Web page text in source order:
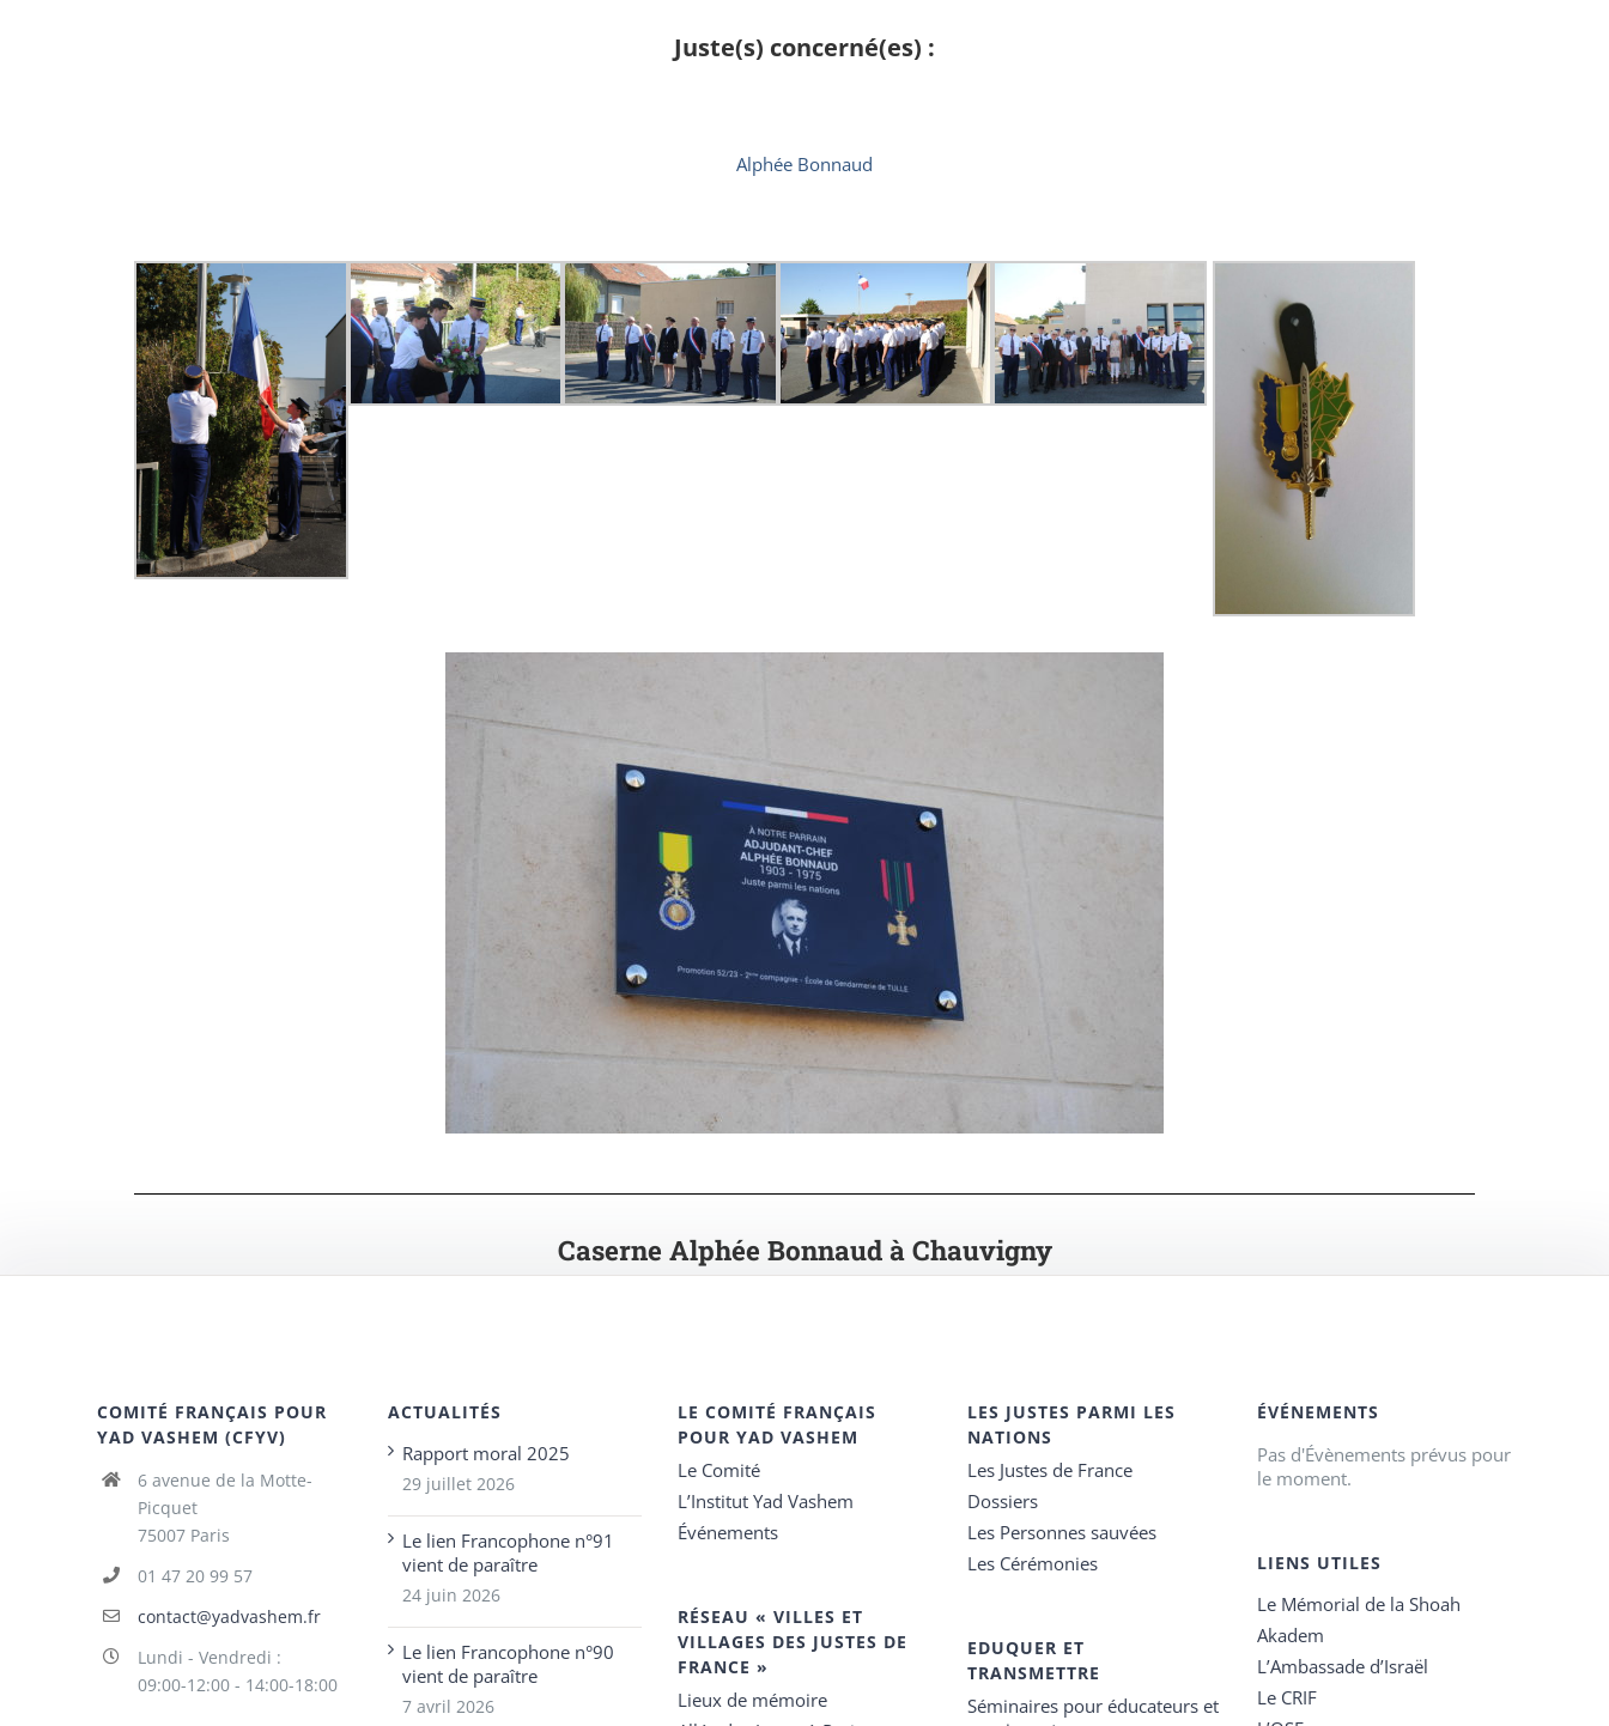
Juste(s) concerné(es) :
Alphée Bonnaud
Caserne Alphée Bonnaud à Chauvigny
COMITÉ FRANÇAIS POUR
YAD VASHEM (CFYV)
6 avenue de la Motte-
Picquet
75007 Paris
01 47 20 99 57
contact@yadvashem.fr
Lundi - Vendredi :
09:00-12:00 - 14:00-18:00
ACTUALITÉS
Rapport moral 2025
29 juillet 2026
Le lien Francophone n°91
vient de paraître
24 juin 2026
Le lien Francophone n°90
vient de paraître
7 avril 2026
LE COMITÉ FRANÇAIS
POUR YAD VASHEM
Le Comité
L’Institut Yad Vashem
Événements
RÉSEAU « VILLES ET
VILLAGES DES JUSTES DE
FRANCE »
Lieux de mémoire
LES JUSTES PARMI LES
NATIONS
Les Justes de France
Dossiers
Les Personnes sauvées
Les Cérémonies
EDUQUER ET
TRANSMETTRE
Séminaires pour éducateurs et
ÉVÉNEMENTS
Pas d'Évènements prévus pour
le moment.
LIENS UTILES
Le Mémorial de la Shoah
Akadem
L’Ambassade d’Israël
Le CRIF